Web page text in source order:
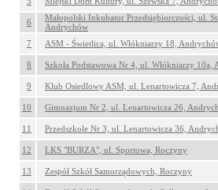
6
Małopolski Inkubator Przedsiębiorczości, ul.
Andrychów
7
ASM - Świetlica, ul. Włókniarzy 18,
8 Szkoła Podstawowa Nr 4, ul. Włókniarzy 10a,
9 Klub Osiedlowy ASM, ul. Lenartowicza 7,
10 Gimnazjum Nr 2, ul. Lenartowicza 26,
11 Przedszkole Nr 3, ul. Lenartowicza 36,
12 LKS "BURZA", ul. Sportowa, Roczyny
13 Zespół Szkół Samorządowych, Roczyny